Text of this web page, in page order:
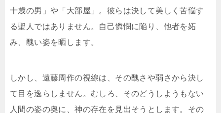
十歳の男」や「大部屋」。彼らは決して美しく苦悩す
る聖人ではありません。自己憐憫に陥り、他者を妬
み、醜い姿を晒します。
しかし、遠藤周作の視線は、その醜さや弱さから決し
て目を逸らしません。むしろ、そのどうしようもない
人間の姿の奥に、神の存在を見出そうとします。その